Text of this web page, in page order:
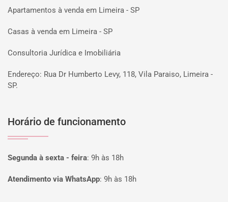
Apartamentos à venda em Limeira - SP
Casas à venda em Limeira - SP
Consultoria Jurídica e Imobiliária
Endereço: Rua Dr Humberto Levy, 118, Vila Paraiso, Limeira -
SP.
Horário de funcionamento
Segunda à sexta - feira: 9h às 18h
Atendimento via WhatsApp: 9h às 18h